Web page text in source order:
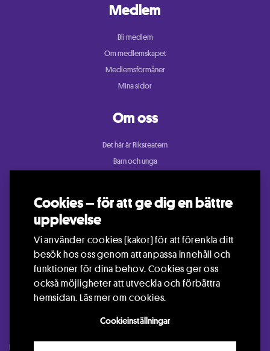
Cookies – för att ge dig en bättre
upplevelse
Vi använder cookies (kakor) för att förenkla ditt
besök hos oss genom att anpassa innehåll och
funktioner för dina behov. Cookies ger oss
också möjligheter att utveckla och förbättra
hemsidan.Läs mer om cookies.
Cookieinställningar
Medlem
Bli medlem
Om medlemskapet
Medlemsförmåner
Mina sidor
Om oss
Det här är Riksteatern
Barn och unga
Konsert och festival
Samtida cirkus
Teater
Kontakt